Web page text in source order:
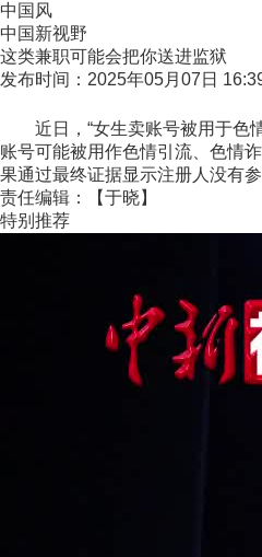
中国风
中国新视野
这类兼职可能会把你送进监狱
发布时间：2025年05月07日
近日，“女生卖账号被用于色情
账号可能被用作色情引流、色情
果通过最终证据显示注册人没有
责任编辑：【于晓】
特别推荐